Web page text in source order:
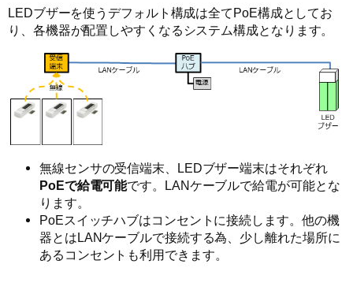
LEDブザーを使うデフォルト構成は全てPoE構成としてお
り、各機器が配置しやすくなるシステム構成となります。
無線センサの受信端末、LEDブザー端末はそれぞれ
PoEで給電可能です。LANケーブルで給電が可能とな
ります。
PoEスイッチハブはコンセントに接続します。他の機
器とはLANケーブルで接続する為、少し離れた場所に
あるコンセントも利用できます。